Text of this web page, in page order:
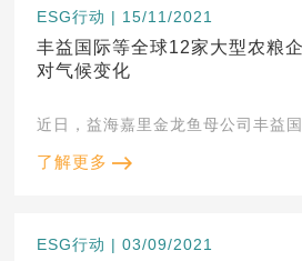
ESG行动 | 15/11/2021
丰益国际等全球12家大型农粮
对气候变化
近日，益海嘉里金龙鱼母公司丰益
了解更多
ESG行动 | 03/09/2021